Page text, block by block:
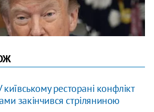
київському ресторані конфлікт
закінчився стріляниною